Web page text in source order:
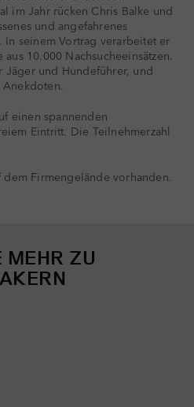
im Jahr rücken Chris Balke und
und angefahrenes
In seinem Vortrag verarbeitet er
10.000 Nachsucheeinsätzen.
Jäger und Hundeführer, und
einen spannenden
Eintritt. Die Teilnehmerzahl
Firmengelände vorhanden.
MEHR ZU